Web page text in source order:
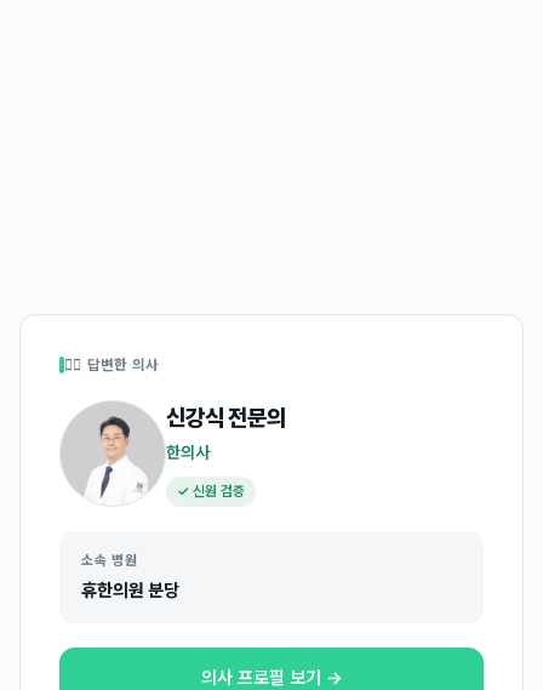
👩‍⚕️ 답변한 의사
신강식전문의
한의사
✓ 신원 검증
소속 병원
휴한의원 분당
의사 프로필 보기 →